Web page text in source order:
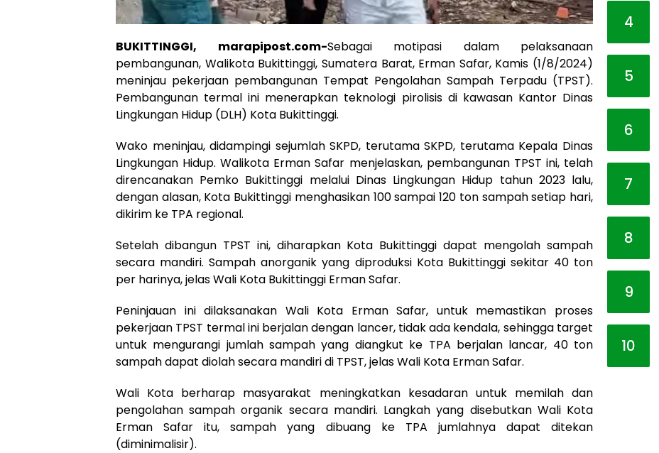
BUKITTINGGI, marapipost.com-Sebagai motipasi dalam pelaksanaan
pembangunan, Walikota Bukittinggi, Sumatera Barat, Erman Safar, Kamis (1/8/2024)
meninjau pekerjaan pembangunan Tempat Pengolahan Sampah Terpadu (TPST).
Pembangunan termal ini menerapkan teknologi pirolisis di kawasan Kantor Dinas
Lingkungan Hidup (DLH) Kota Bukittinggi.
Wako meninjau, didampingi sejumlah SKPD, terutama SKPD, terutama Kepala Dinas
Lingkungan Hidup. Walikota Erman Safar menjelaskan, pembangunan TPST ini, telah
direncanakan Pemko Bukittinggi melalui Dinas Lingkungan Hidup tahun 2023 lalu,
dengan alasan, Kota Bukittinggi menghasikan 100 sampai 120 ton sampah setiap hari,
dikirim ke TPA regional.
Setelah dibangun TPST ini, diharapkan Kota Bukittinggi dapat mengolah sampah
secara mandiri. Sampah anorganik yang diproduksi Kota Bukittinggi sekitar 40 ton
per harinya, jelas Wali Kota Bukittinggi Erman Safar.
Peninjauan ini dilaksanakan Wali Kota Erman Safar, untuk memastikan proses
pekerjaan TPST termal ini berjalan dengan lancer, tidak ada kendala, sehingga target
untuk mengurangi jumlah sampah yang diangkut ke TPA berjalan lancar, 40 ton
sampah dapat diolah secara mandiri di TPST, jelas Wali Kota Erman Safar.
Wali Kota berharap masyarakat meningkatkan kesadaran untuk memilah dan
pengolahan sampah organik secara mandiri. Langkah yang disebutkan Wali Kota
Erman Safar itu, sampah yang dibuang ke TPA jumlahnya dapat ditekan
(diminimalisir).
4
5
6
7
8
9
10